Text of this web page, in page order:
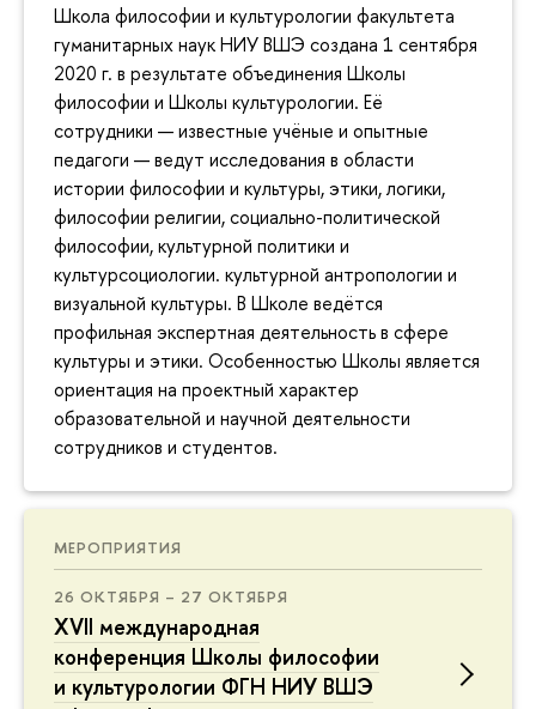
Школа философии и культурологии факультета
гуманитарных наук НИУ ВШЭ создана 1 сентября
2020 г. в результате объединения Школы
философии и Школы культурологии. Её
сотрудники — известные учёные и опытные
педагоги — ведут исследования в области
истории философии и культуры, этики, логики,
философии религии, социально-политической
философии, культурной политики и
культурсоциологии. культурной антропологии и
визуальной культуры. В Школе ведётся
профильная экспертная деятельность в сфере
культуры и этики. Особенностью Школы является
ориентация на проектный характер
образовательной и научной деятельности
сотрудников и студентов.
МЕРОПРИЯТИЯ
26 ОКТЯБРЯ – 27 ОКТЯБРЯ
XVII международная
конференция Школы философии
и культурологии ФГН НИУ ВШЭ